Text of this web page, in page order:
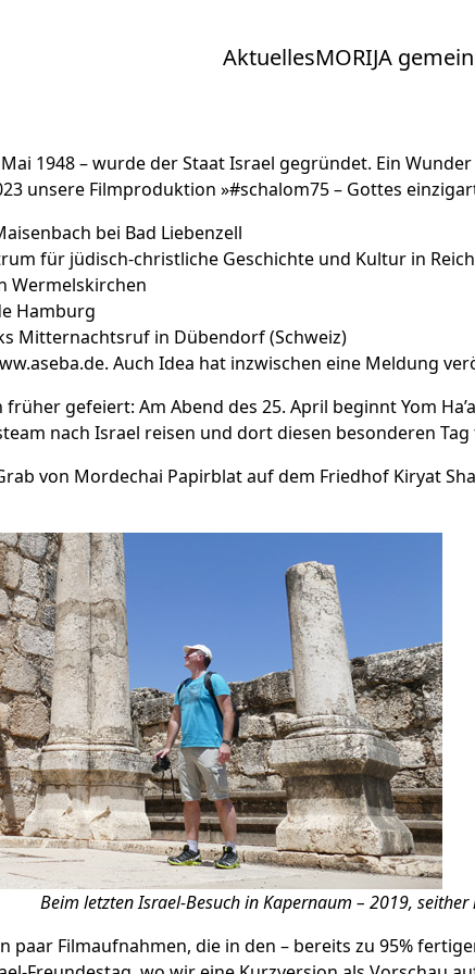
AktuellesMORIJA
1948 – wurde der Staat Israel gegründet. Ein
unsere Filmproduktion »#schalom75 – Gottes
bei Bad Liebenzell
für jüdisch-christliche Geschichte und Kultur in
Wermelskirchen
Hamburg
Mitternachtsruf in Dübendorf (Schweiz)
. Auch Idea hat inzwischen eine Meldung
gefeiert: Am Abend des 25. April beginnt Yom
nach Israel reisen und dort diesen besonderen Tag
von Mordechai Papirblatauf dem Friedhof Kiryat
Beim letzten Israel-Besuch in Kapernaum – 2019,
paar Filmaufnahmen, die in den – bereits zu 95%